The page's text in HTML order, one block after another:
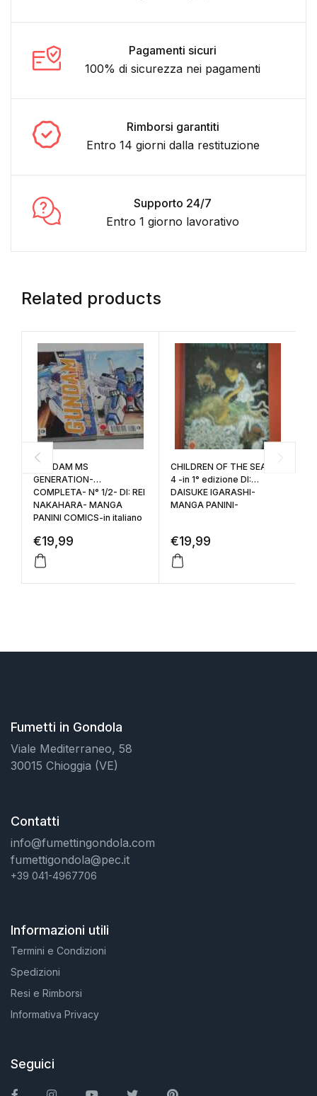
Pagamenti sicuri
100% di sicurezza nei pagamenti
Rimborsi garantiti
Entro 14 giorni dalla restituzione
Supporto 24/7
Entro 1 giorno lavorativo
Related products
GUNDAM MS
GENERATION-
COMPLETA- N° 1/2- DI: REI
NAKAHARA- MANGA
PANINI COMICS-in italiano
€19,99
CHILDREN OF THE SEA- N°
4 -in 1° edizione DI:
DAISUKE IGARASHI-
MANGA PANINI-
€19,99
Fumetti in Gondola
Viale Mediterraneo, 58
30015 Chioggia (VE)
Contatti
info@fumettingondola.com
fumettigondola@pec.it
+39 041-4967706
Informazioni utili
Termini e Condizioni
Spedizioni
Resi e Rimborsi
Informativa Privacy
Seguici